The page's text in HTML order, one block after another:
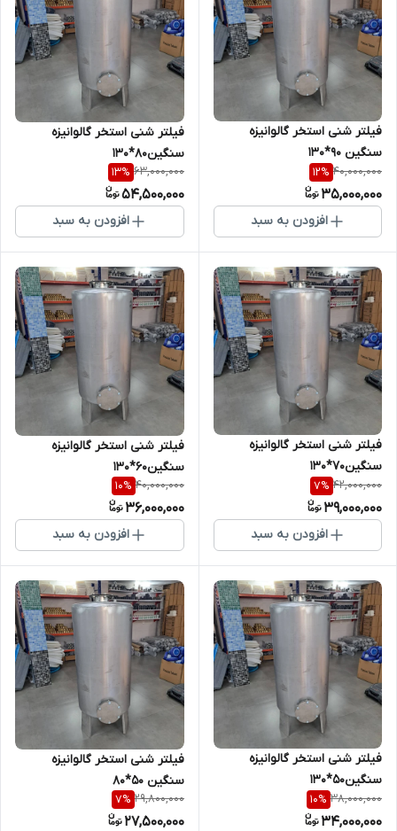
فیلتر شنی استخر گالوانیزه
سنگین 90*130
40,000,000
12%
35,000,000
افزودن به سبد
فیلتر شنی استخر گالوانیزه
سنگین80*130
63,000,000
13%
54,500,000
افزودن به سبد
فیلتر شنی استخر گالوانیزه
سنگین70*130
42,000,000
7%
39,000,000
افزودن به سبد
فیلتر شنی استخر گالوانیزه
سنگین60*130
40,000,000
10%
36,000,000
افزودن به سبد
فیلتر شنی استخر گالوانیزه
سنگین50*130
38,000,000
10%
34,000,000
فیلتر شنی استخر گالوانیزه
سنگین 50*80
29,800,000
7%
27,500,000